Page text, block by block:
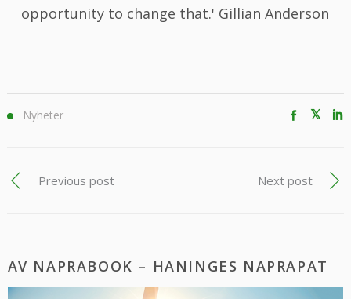
opportunity to change that.' Gillian Anderson
Nyheter
Previous post Next post
AV NAPRABOOK – HANINGES NAPRAPAT